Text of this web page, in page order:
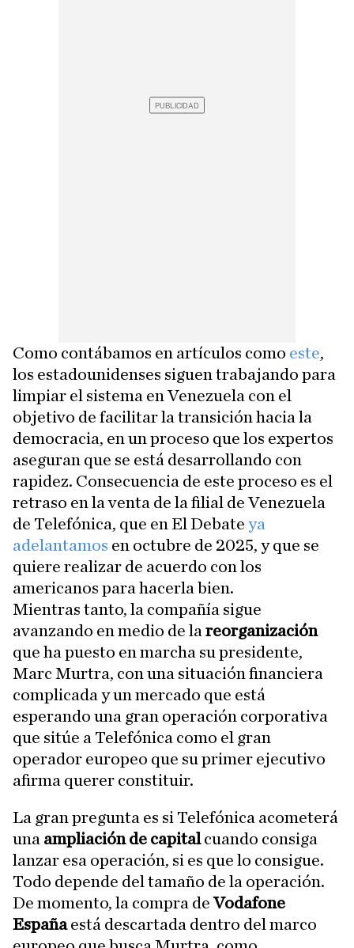
Como contábamos en artículos como este,
los estadounidenses siguen trabajando para
limpiar el sistema en Venezuela con el
objetivo de facilitar la transición hacia la
democracia, en un proceso que los expertos
aseguran que se está desarrollando con
rapidez. Consecuencia de este proceso es el
retraso en la venta de la filial de Venezuela
de Telefónica, que en El Debate ya
adelantamos en octubre de 2025, y que se
quiere realizar de acuerdo con los
americanos para hacerla bien.
Mientras tanto, la compañía sigue
avanzando en medio de la reorganización
que ha puesto en marcha su presidente,
Marc Murtra, con una situación financiera
complicada y un mercado que está
esperando una gran operación corporativa
que sitúe a Telefónica como el gran
operador europeo que su primer ejecutivo
afirma querer constituir.
La gran pregunta es si Telefónica acometerá
una ampliación de capitalcuando consiga
lanzar esa operación, si es que lo consigue.
Todo depende del tamaño de la operación.
De momento, la compra deVodafone
Españaestá descartada dentro del marco